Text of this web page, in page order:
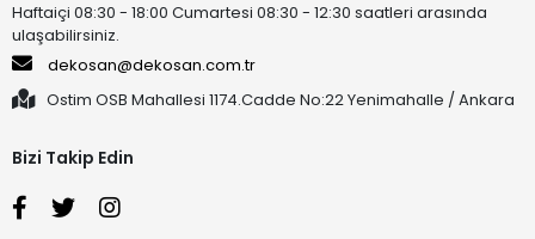
Haftaiçi 08:30 - 18:00 Cumartesi 08:30 - 12:30 saatleri arasında
ulaşabilirsiniz.
dekosan@dekosan.com.tr
Ostim OSB Mahallesi 1174.Cadde No:22 Yenimahalle / Ankara
Bizi Takip Edin